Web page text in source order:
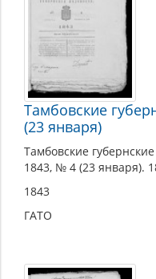
Тамбовские
(23 января)
Тамбовские
1843, № 4 (23 января).
1843
ГАТО